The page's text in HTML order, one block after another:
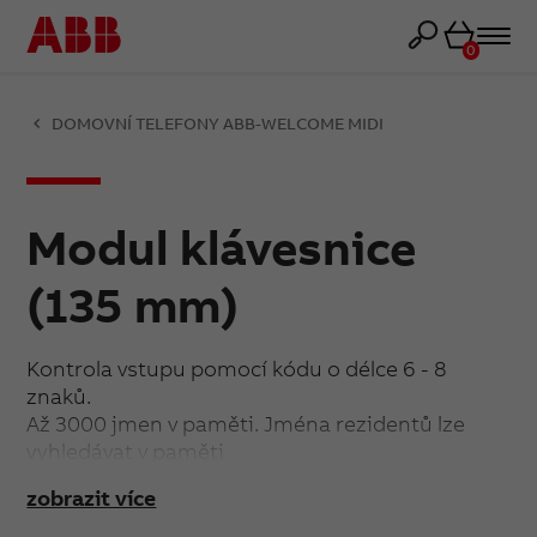
Košík
0
DOMOVNÍ TELEFONY ABB-WELCOME MIDI
Modul klávesnice
(135 mm)
Kontrola vstupu pomocí kódu o délce 6 - 8
znaků.
Až 3000 jmen v paměti. Jména rezidentů lze
vyhledávat v paměti
nahoru/dolů, případně je lze
zobrazit více